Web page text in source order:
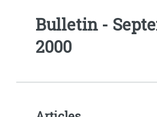
Bulletin -
2000